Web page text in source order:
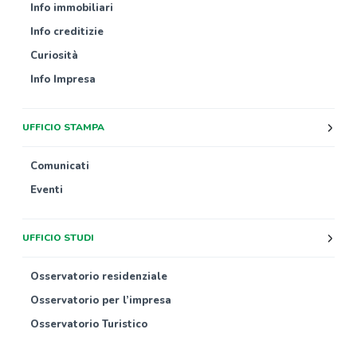
Info immobiliari
Info creditizie
Curiosità
Info Impresa
UFFICIO STAMPA
Comunicati
Eventi
UFFICIO STUDI
Osservatorio residenziale
Osservatorio per l’impresa
Osservatorio Turistico